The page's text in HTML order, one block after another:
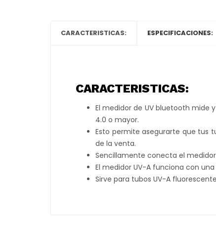
CARACTERISTICAS: ESPECIFICACIONES:
CARACTERISTICAS:
El medidor de UV bluetooth mide
4.0 o mayor.
Esto permite asegurarte que tus
de la venta.
Sencillamente conecta el
El medidor UV-A funciona con
Sirve para tubos UV-A